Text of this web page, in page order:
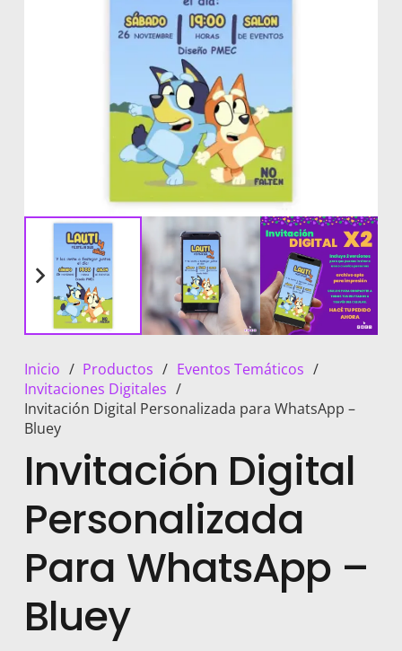
Inicio / Productos / Eventos Temáticos /
Invitaciones Digitales /
Invitación Digital Personalizada para WhatsApp –
Bluey
Invitación Digital
Personalizada
Para WhatsApp –
Bluey